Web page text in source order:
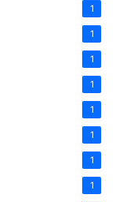
1
1
1
1
1
1
1
1